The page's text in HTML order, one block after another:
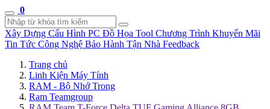
0
Xây Dựng Cấu Hình PC Đồ Họa Tool Chương Trình Khuyến Mãi
Tin Tức Công Nghệ Bảo Hành Tận Nhà Feedback
Trang chủ
Linh Kiện Máy Tính
RAM - Bộ Nhớ Trong
Ram Teamgroup